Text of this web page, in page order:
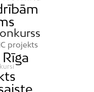
projekts
Rīga